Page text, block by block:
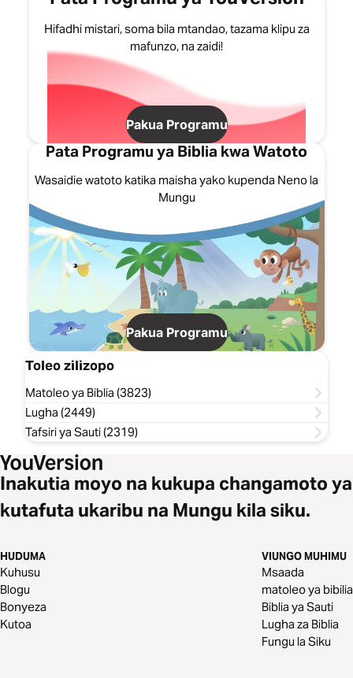
Hifadhi mistari, soma bila mtandao, tazama klipu za
mafunzo, na zaidi!
Pakua Programu
Pata Programu ya Biblia kwa Watoto
Wasaidie watoto katika maisha yako kupenda Neno la
Mungu
Pakua Programu
Toleo zilizopo
Matoleo ya Biblia (3823)
Lugha (2449)
Tafsiri ya Sauti (2319)
Inakutia moyo na kukupa changamoto ya
kutafuta ukaribu na Mungu kila siku.
HUDUMA
Kuhusu
Blogu
Bonyeza
Kutoa
VIUNGO MUHIMU
Msaada
matoleo ya bibilia
Biblia ya Sauti
Lugha za Biblia
Fungu la Siku